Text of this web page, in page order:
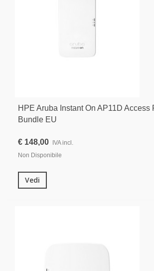
HPE Aruba Instant On AP11D Access
Bundle EU
€ 148,00
IVA incl.
Non Disponibile
Vedi